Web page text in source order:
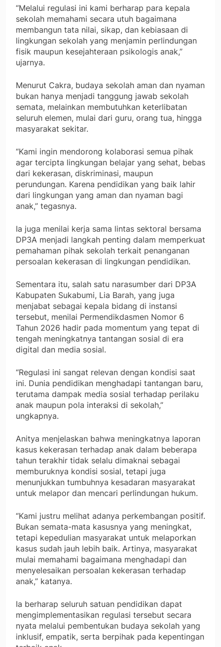
“Melalui regulasi ini kami berharap para kepala
sekolah memahami secara utuh bagaimana
membangun tata nilai, sikap, dan kebiasaan di
lingkungan sekolah yang menjamin perlindungan
fisik maupun kesejahteraan psikologis anak,”
ujarnya.
Menurut Cakra, budaya sekolah aman dan nyaman
bukan hanya menjadi tanggung jawab sekolah
semata, melainkan membutuhkan keterlibatan
seluruh elemen, mulai dari guru, orang tua, hingga
masyarakat sekitar.
“Kami ingin mendorong kolaborasi semua pihak
agar tercipta lingkungan belajar yang sehat, bebas
dari kekerasan, diskriminasi, maupun
perundungan. Karena pendidikan yang baik lahir
dari lingkungan yang aman dan nyaman bagi
anak,” tegasnya.
Ia juga menilai kerja sama lintas sektoral bersama
DP3A menjadi langkah penting dalam memperkuat
pemahaman pihak sekolah terkait penanganan
persoalan kekerasan di lingkungan pendidikan.
Sementara itu, salah satu narasumber dari DP3A
Kabupaten Sukabumi, Lia Barah, yang juga
menjabat sebagai kepala bidang di instansi
tersebut, menilai Permendikdasmen Nomor 6
Tahun 2026 hadir pada momentum yang tepat di
tengah meningkatnya tantangan sosial di era
digital dan media sosial.
“Regulasi ini sangat relevan dengan kondisi saat
ini. Dunia pendidikan menghadapi tantangan baru,
terutama dampak media sosial terhadap perilaku
anak maupun pola interaksi di sekolah,”
ungkapnya.
Anitya menjelaskan bahwa meningkatnya laporan
kasus kekerasan terhadap anak dalam beberapa
tahun terakhir tidak selalu dimaknai sebagai
memburuknya kondisi sosial, tetapi juga
menunjukkan tumbuhnya kesadaran masyarakat
untuk melapor dan mencari perlindungan hukum.
“Kami justru melihat adanya perkembangan positif.
Bukan semata-mata kasusnya yang meningkat,
tetapi kepedulian masyarakat untuk melaporkan
kasus sudah jauh lebih baik. Artinya, masyarakat
mulai memahami bagaimana menghadapi dan
menyelesaikan persoalan kekerasan terhadap
anak,” katanya.
Ia berharap seluruh satuan pendidikan dapat
mengimplementasikan regulasi tersebut secara
nyata melalui pembentukan budaya sekolah yang
inklusif, empatik, serta berpihak pada kepentingan